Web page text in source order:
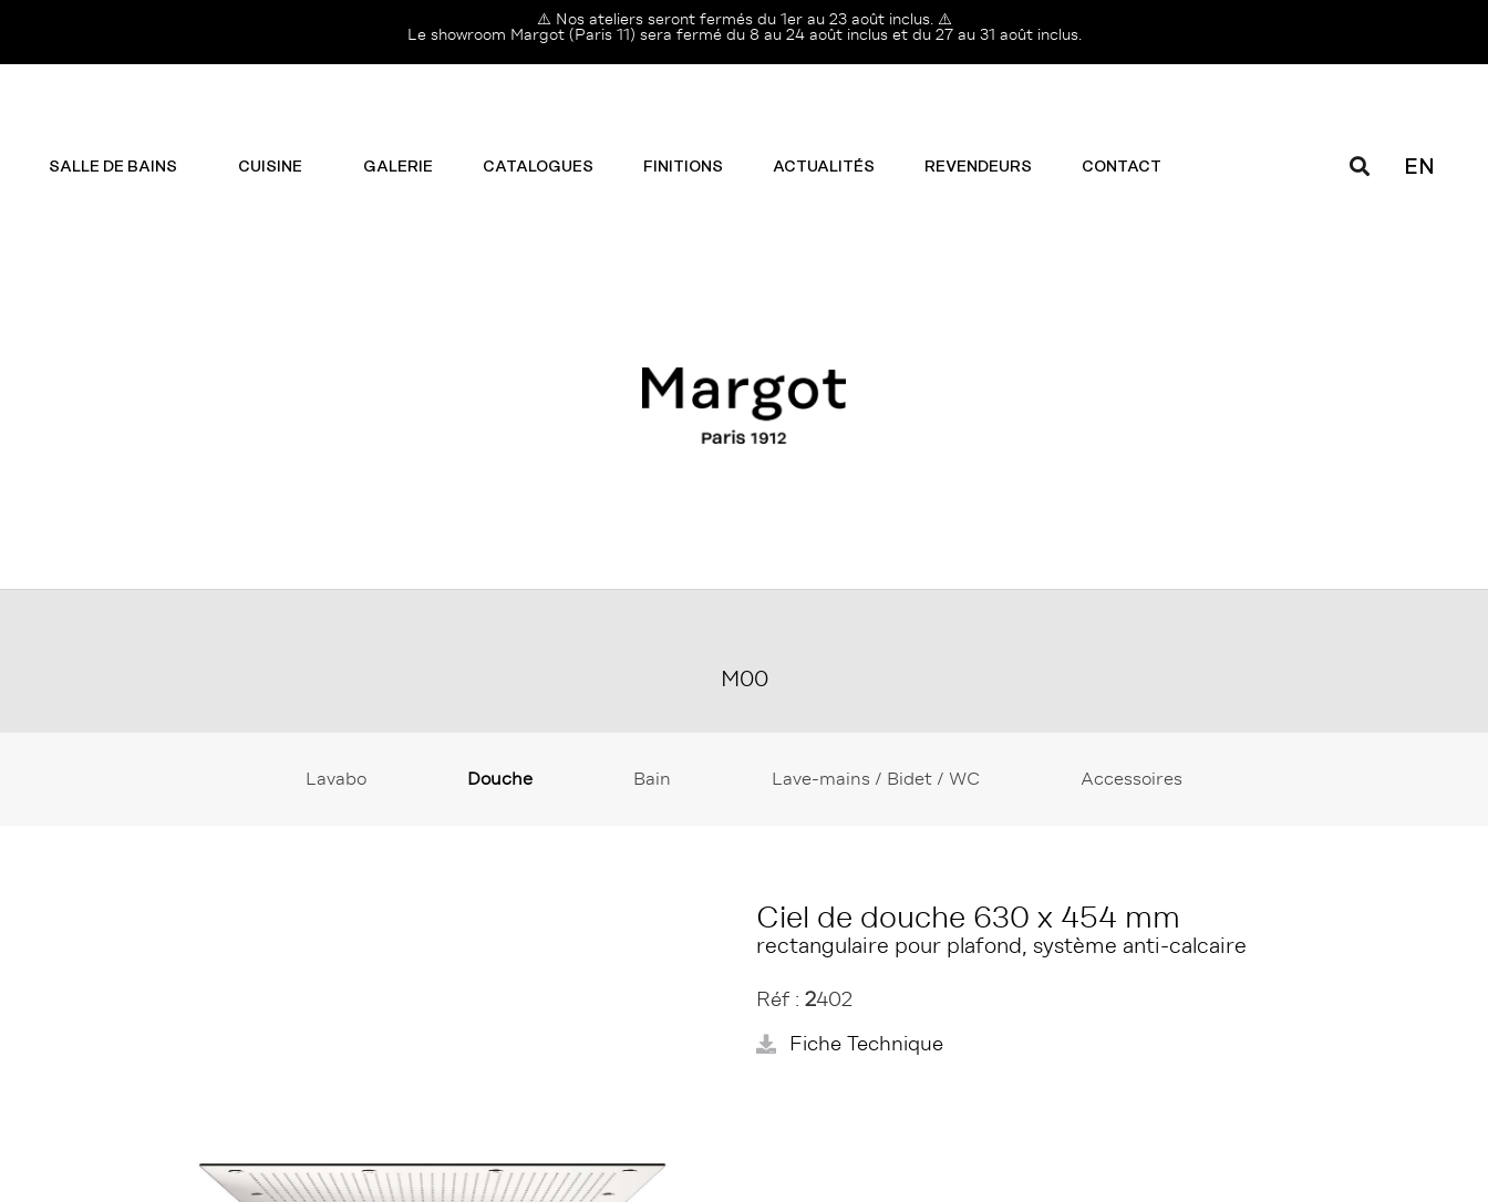
⚠️ Nos ateliers seront fermés du 1er au 23 août inclus. ⚠️
Le showroom Margot (Paris 11) sera fermé du 8 au 24 août inclus et du 27 au 31 août inclus.
SALLE DE BAINS CUISINE GALERIE CATALOGUES FINITIONS ACTUALITÉS REVENDEURS CONTACT EN
M00
Lavabo Douche Bain Lave-mains / Bidet / WC Accessoires
Ciel de douche 630 x 454 mm
rectangulaire pour plafond, système anti-calcaire
Réf : 2402
Fiche Technique